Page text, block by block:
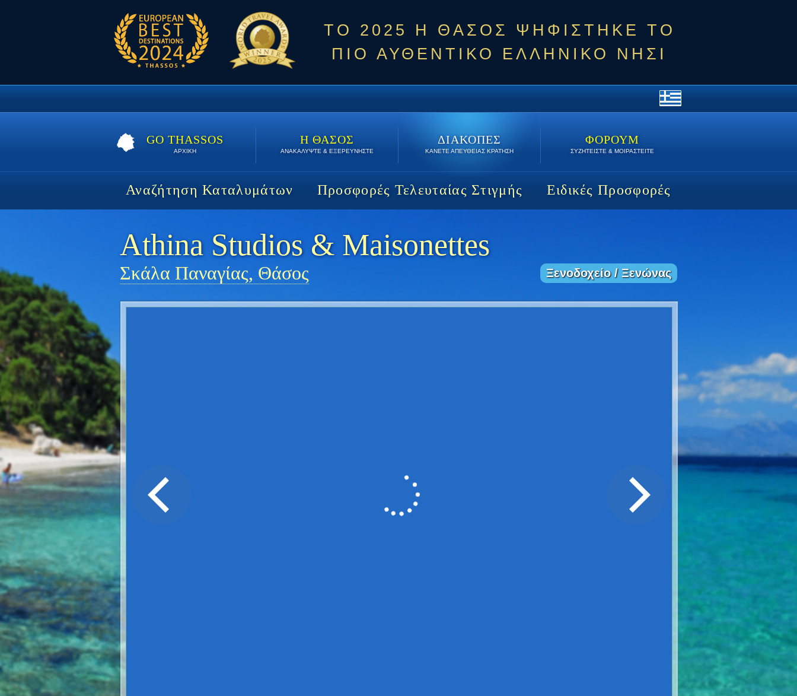
ΤΟ 2025 Η ΘΑΣΟΣ ΨΗΦΙΣΤΗΚΕ ΤΟ
ΠΙΟ ΑΥΘΕΝΤΙΚΟ ΕΛΛΗΝΙΚΟ ΝΗΣΙ
GO THASSOS
ΑΡΧΙΚΗ
Η ΘΑΣΟΣ
ΑΝΑΚΑΛΥΨΤΕ & ΕΞΕΡΕΥΝΗΣΤΕ
ΔΙΑΚΟΠΕΣ
ΚΑΝΕΤΕ ΑΠΕΥΘΕΙΑΣ ΚΡΑΤΗΣΗ
ΦΟΡΟΥΜ
ΣΥΖΗΤΕΙΣΤΕ & ΜΟΙΡΑΣΤΕΙΤΕ
Αναζήτηση Καταλυμάτων Προσφορές Τελευταίας Στιγμής Ειδικές Προσφορές
Athina Studios & Maisonettes
Σκάλα Παναγίας, Θάσος Ξενοδοχείο / Ξενώνας